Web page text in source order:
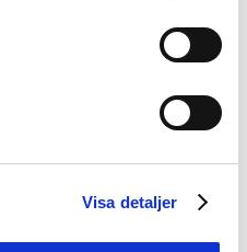
Visa detaljer